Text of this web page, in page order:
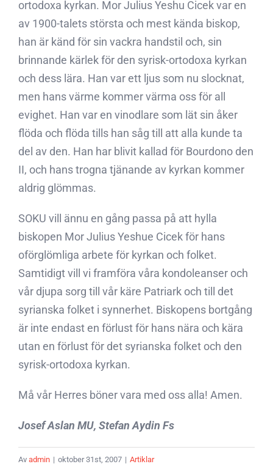
ortodoxa kyrkan. Mor Julius Yeshu Cicek var en
av 1900-talets största och mest kända biskop,
han är känd för sin vackra handstil och, sin
brinnande kärlek för den syrisk-ortodoxa kyrkan
och dess lära. Han var ett ljus som nu slocknat,
men hans värme kommer värma oss för all
evighet. Han var en vinodlare som lät sin åker
flöda och flöda tills han såg till att alla kunde ta
del av den. Han har blivit kallad för Bourdono den
II, och hans trogna tjänande av kyrkan kommer
aldrig glömmas.
SOKU vill ännu en gång passa på att hylla
biskopen Mor Julius Yeshue Cicek för hans
oförglömliga arbete för kyrkan och folket.
Samtidigt vill vi framföra våra kondoleanser och
vår djupa sorg till vår käre Patriark och till det
syrianska folket i synnerhet. Biskopens bortgång
är inte endast en förlust för hans nära och kära
utan en förlust för det syrianska folket och den
syrisk-ortodoxa kyrkan.
Må vår Herres böner vara med oss alla! Amen.
Josef Aslan MU, Stefan Aydin Fs
Av admin | oktober 31st, 2007 | Artiklar